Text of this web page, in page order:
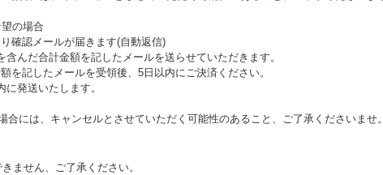
の場合
確認メールが届きます(自動返信)
んだ合計金額を記したメールを送らせていただきます。
記したメールを受領後、5日以内にご決済ください。
発送いたします。
には、キャンセルとさせていただく可能性のあること、ご了承くださいませ。
ません、ご了承ください。